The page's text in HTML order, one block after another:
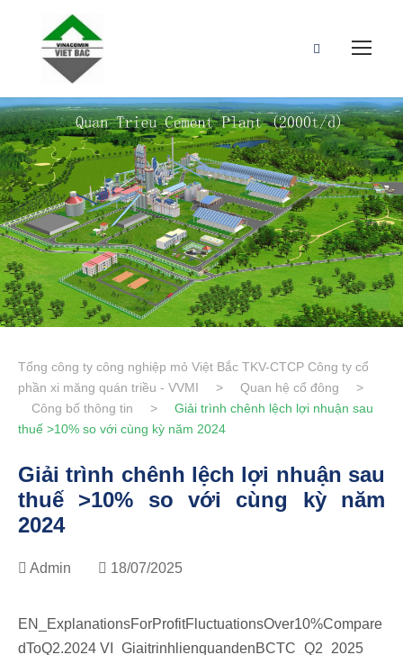
Tổng công ty công nghiệp mỏ Việt Bắc TKV-CTCP Công ty cổ
phần xi măng quán triều - VVMI
> Quan hệ cổ đông
>
Công bố thông tin
>
Giải trình chênh lệch lợi nhuận sau
thuế >10% so với cùng kỳ năm 2024
Giải trình chênh lệch lợi nhuận sau
thuế >10% so với cùng kỳ năm
2024
Admin 18/07/2025
EN_ExplanationsForProfitFluctuationsOver10%Compare
dToQ2.2024 VI_GiaitrinhlienquandenBCTC_Q2_2025